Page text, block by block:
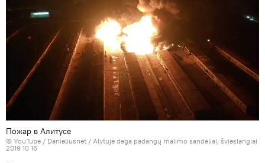
Пожар в Алитусе
© YouTube / Danieliusnet / Alytuje dega padangų malimo sandėliai, švieslangiai
2019 10 16